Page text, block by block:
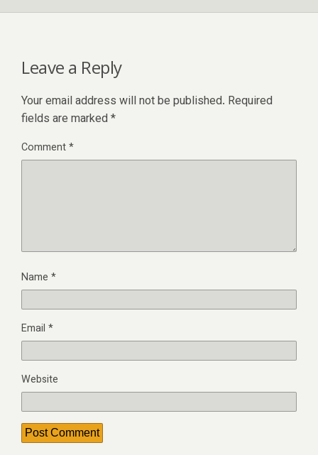
Leave a Reply
Your email address will not be published. Required
fields are marked *
Comment*
Name *
Email *
Website